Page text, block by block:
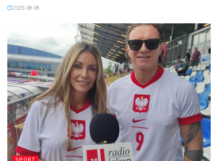
2025-08-08
SPORT